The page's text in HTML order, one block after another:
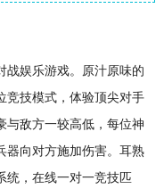
战娱乐游戏。原汁原味的
竞技模式，体验顶尖对手
与敌方一较高低，每位神
器向对方施加伤害。耳熟
统，在线一对一竞技匹